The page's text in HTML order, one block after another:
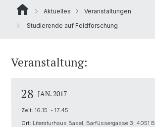
Aktuelles
Veranstaltungen
Studierende auf Feldforschung
Veranstaltung:
28 JAN. 2017
Zeit: 16:15 - 17:45
Ort: Literaturhaus Basel, Barfüssergasse 3, 4051